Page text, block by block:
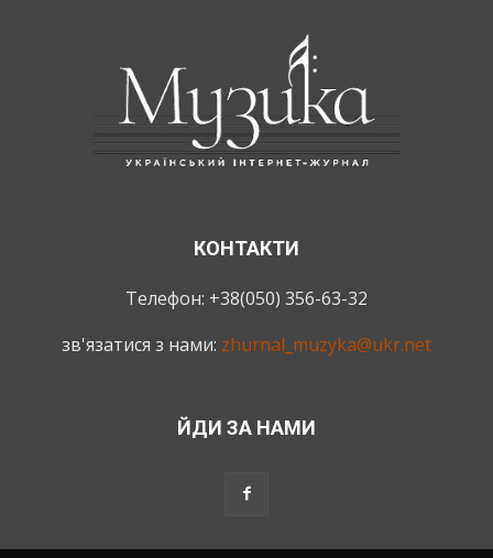
КОНТАКТИ
Телефон: +38(050) 356-63-32
зв'язатися з нами: zhurnal_muzyka@ukr.net
ЙДИ ЗА НАМИ